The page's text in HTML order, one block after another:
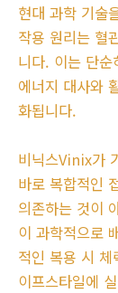
현대 과학 기술
작용 원리는 혈
니다. 이는 단
에너지 대사와
화됩니다.
비닉스Vinix가
바로 복합적인
의존하는 것이
이 과학적으로
적인 복용 시
이프스타일에